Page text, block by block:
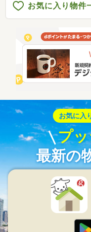
お気に入り物件
お気に入
プ
最新の